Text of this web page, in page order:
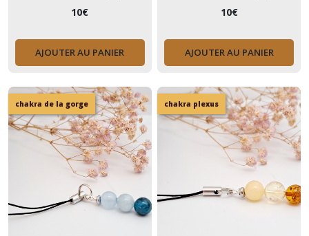
10€
AJOUTER AU PANIER
10€
AJOUTER AU PANIER
chakra de la gorge chakra plexus